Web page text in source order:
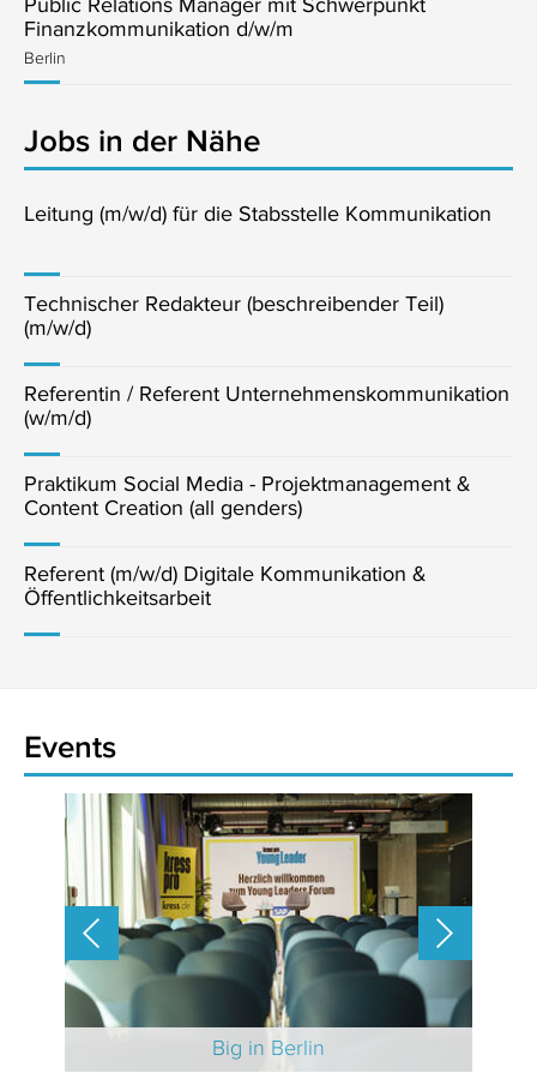
Finanzkommunikation d/w/m
Berlin
Jobs in der Nähe
Leitung (m/w/d) für die Stabsstelle Kommunikation
Technischer Redakteur (beschreibender Teil)
(m/w/d)
Referentin / Referent Unternehmenskommunikation
(w/m/d)
Praktikum Social Media - Projektmanagement &
Content Creation (all genders)
Referent (m/w/d) Digitale Kommunikation &
Öffentlichkeitsarbeit
Events
Big in Berlin